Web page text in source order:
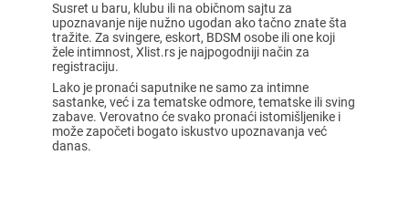
Susret u baru, klubu ili na običnom sajtu za
upoznavanje nije nužno ugodan ako tačno znate šta
tražite. Za svingere, eskort, BDSM osobe ili one koji
žele intimnost, Xlist.rs je najpogodniji način za
registraciju.
Lako je pronaći saputnike ne samo za intimne
sastanke, već i za tematske odmore, tematske ili sving
zabave. Verovatno će svako pronaći istomišljenike i
može započeti bogato iskustvo upoznavanja već
danas.